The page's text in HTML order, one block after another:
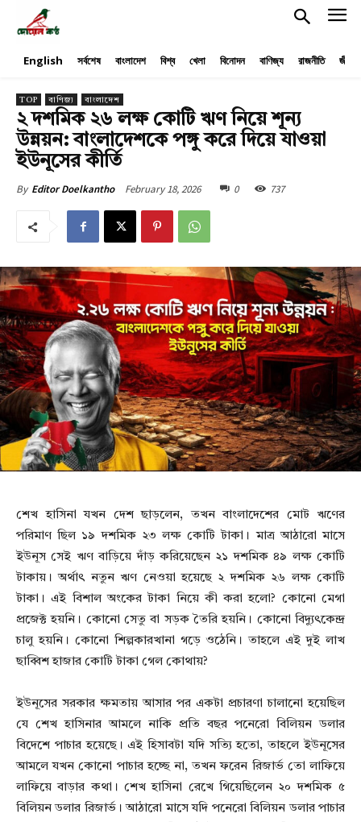
English সর্বশেষ বাংলাদেশ বিশ্ব খেলা বিনোদন বাণিজ্য রাজনীতি
TOP বাণিজ্য বাংলাদেশ
২ দশমিক ২৬ লক্ষ কোটি ঋণ নিয়ে শূন্য
উন্নয়ন: বাংলাদেশকে পঙ্গু করে দিয়ে যাওয়া
ইউনূসের কীর্তি
By Editor Doelkantho February 18, 2026 0 737
শেখ হাসিনা যখন দেশ ছাড়লেন, তখন বাংলাদেশের মোট ঋণের
পরিমাণ ছিল ১৯ দশমিক ২৩ লক্ষ কোটি টাকা। মাত্র আঠারো মাসে
ইউনূস সেই ঋণ বাড়িয়ে দাঁড় করিয়েছেন ২১ দশমিক ৪৯ লক্ষ কোটি
টাকায়। অর্থাৎ নতুন ঋণ নেওয়া হয়েছে ২ দশমিক ২৬ লক্ষ কোটি
টাকা। এই বিশাল অংকের টাকা নিয়ে কী করা হলো? কোনো মেগা
প্রজেক্ট হয়নি। কোনো সেতু বা সড়ক তৈরি হয়নি। কোনো বিদ্যুৎকেন্দ্র
চালু হয়নি। কোনো শিল্পকারখানা গড়ে ওঠেনি। তাহলে এই দুই লাখ
ছাব্বিশ হাজার কোটি টাকা গেল কোথায়?
ইউনূসের সরকার ক্ষমতায় আসার পর একটা প্রচারণা চালানো হয়েছিল
যে শেখ হাসিনার আমলে নাকি প্রতি বছর পনেরো বিলিয়ন ডলার
বিদেশে পাচার হয়েছে। এই হিসাবটা যদি সত্যি হতো, তাহলে ইউনূসের
আমলে যখন কোনো পাচার হচ্ছে না, তখন ফরেন রিজার্ভ তো লাফিয়ে
লাফিয়ে বাড়ার কথা। শেখ হাসিনা রেখে গিয়েছিলেন ২০ দশমিক ৫
বিলিয়ন ডলার রিজার্ভ। আঠারো মাসে যদি পনেরো বিলিয়ন ডলার পাচার